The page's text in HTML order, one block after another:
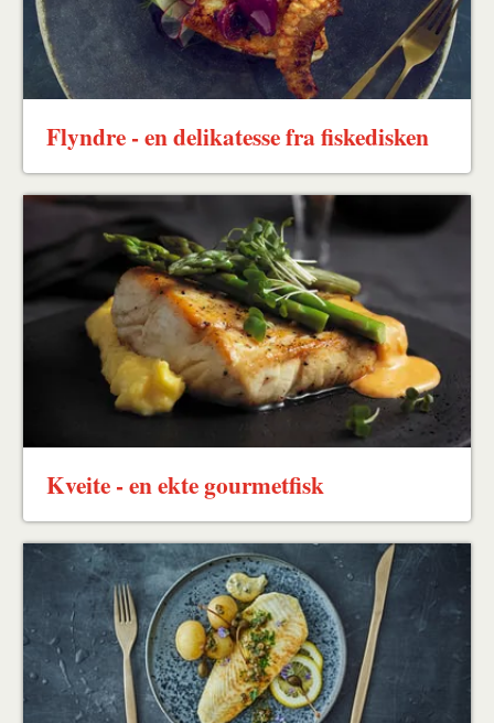
Flyndre - en delikatesse fra fiskedisken
Kveite - en ekte gourmetfisk